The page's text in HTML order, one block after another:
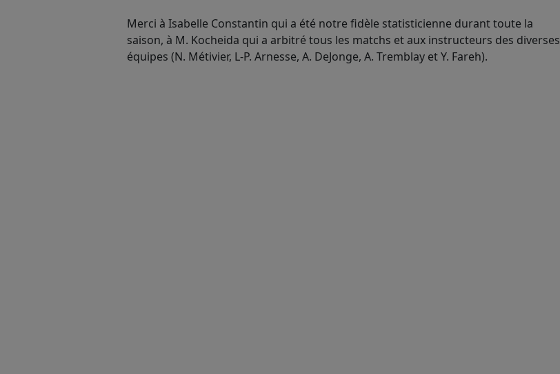
Merci à Isabelle Constantin qui a été notre fidèle statisticienne durant toute la
saison, à M. Kocheida qui a arbitré tous les matchs et aux instructeurs des diverses
équipes (N. Métivier, L-P. Arnesse, A. DeJonge, A. Tremblay et Y. Fareh).